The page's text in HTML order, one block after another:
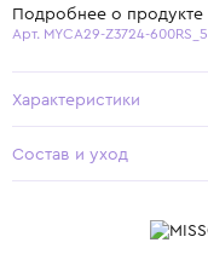
Подробнее о продукте
Арт. MYCA29-Z3724-
Характеристики
Состав и уход